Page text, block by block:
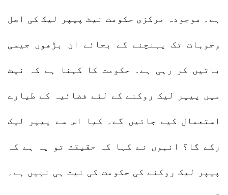
ہے۔ موجودہ مرکزی حکومت نیٹ پیپر لیک کی اصل
وجوہات تک پہنچنے کے بجائے ان بڑھوں جیسی
باتیں کر رہی ہے۔ حکومت کا کہنا ہے کہ نیٹ
میں پیپر لیک روکنے کے لئے فضائیہ کے طیارے
استعمال کیے جائیں گے۔ کیا اس سے پیپر لیک
رکے گا؟ انہوں نے کہا کہ حقیقت تو یہ ہے کہ
پیپر لیک روکنے کی حکومت کی نیت ہی نہیں ہے۔